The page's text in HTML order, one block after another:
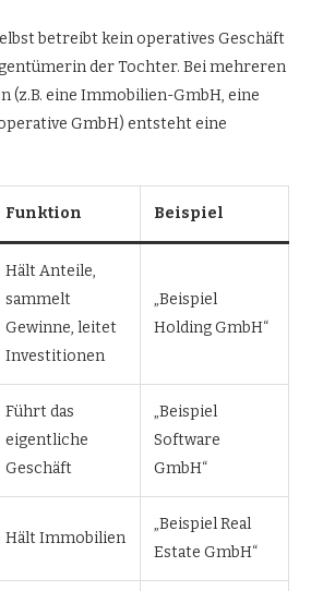
betreibt kein operatives Geschäft
der Tochter. Bei mehreren
(z.B. eine Immobilien-GmbH, eine
GmbH) entsteht eine
Funktion Beispiel
Hält Anteile,
sammelt
Gewinne, leitet
Investitionen
„Beispiel
Holding GmbH“
Führt das
eigentliche
Geschäft
„Beispiel
Software
GmbH“
Hält Immobilien
„Beispiel Real
Estate GmbH“